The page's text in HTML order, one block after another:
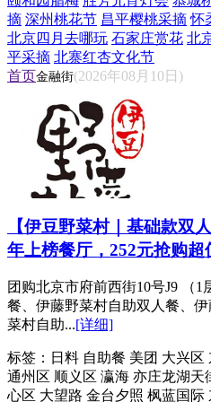
摘 深州桃花节 昌平樱桃采摘 怀
北京四月去哪玩 石家庄赏花 北
平采摘 北寨红杏文化节
首页金融街(2026年08月10日)
【伊豆野菜村｜基础款双
年上榜餐厅，252元抢购
团购北京市府前西街10号J9 （
餐、伊藤野菜村自助双人餐、
菜村自助...[详细]
标签： 日料 自助餐 美团 大兴
通州区 顺义区 瀛海 亦庄龙湖
心区 大望路 金台夕照 枫蓝国际